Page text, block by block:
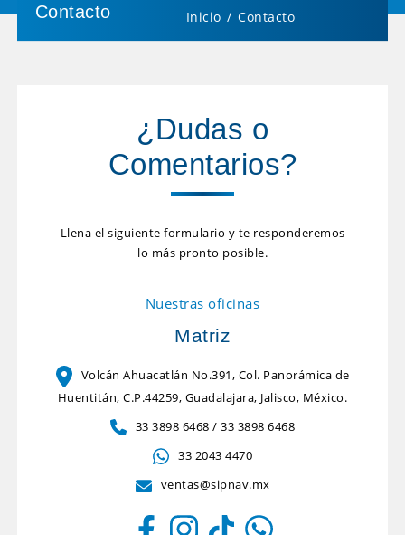
Contacto Inicio Contacto
¿Dudas o
Comentarios?
Llena el siguiente formulario y te responderemos
lo más pronto posible.
Nuestras oficinas
Matriz
Volcán Ahuacatlán No.391, Col. Panorámica de
Huentitán, C.P.44259, Guadalajara, Jalisco, México.
33 3898 6468 /33 3898 6468
33 2043 4470
ventas@sipnav.mx